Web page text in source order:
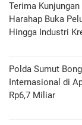
Terima
Harahap Buka
Hingga Industri
Polda Sumut
Internasional di
Rp6,7 Miliar